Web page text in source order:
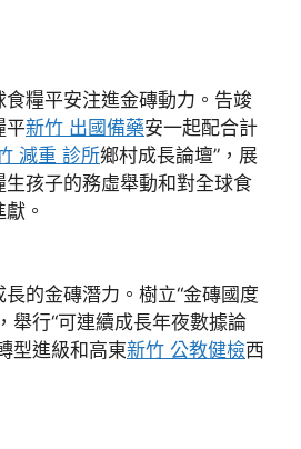
糧平安注進金磚動力。告竣
平新竹 出國備藥安一起配合計
減重 診所鄉村成長論壇”，展
孩子的務虛舉動和對全球食
。
的金磚潛力。樹立“金磚國度
舉行“可連續成長年夜數據論
型進級和高東新竹 公教健檢西